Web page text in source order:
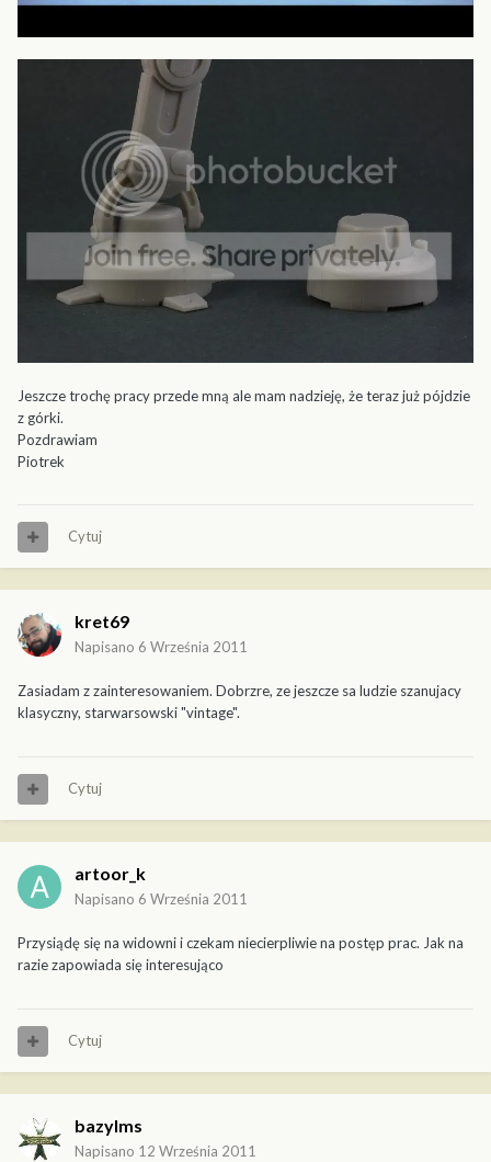
Jeszcze trochę pracy przede mną ale mam nadzieję, że teraz już pójdzie
z górki.
Pozdrawiam
Piotrek
Cytuj
kret69
Napisano 6 Września 2011
Zasiadam z zainteresowaniem. Dobrzre, ze jeszcze sa ludzie szanujacy
klasyczny, starwarsowski "vintage".
Cytuj
artoor_k
Napisano 6 Września 2011
Przysiądę się na widowni i czekam niecierpliwie na postęp prac. Jak na
razie zapowiada się interesująco
Cytuj
bazylms
Napisano 12 Września 2011